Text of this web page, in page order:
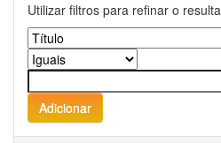
Utilizar filtros para refinar o